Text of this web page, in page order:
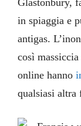
in spiaggia e
antigas.
così
online hanno
qualsiasi altra